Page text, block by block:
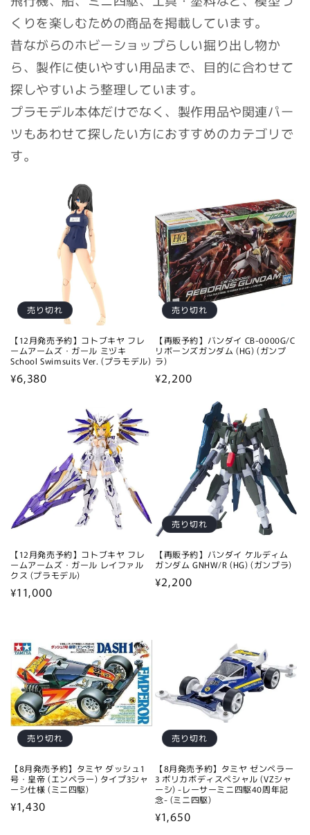
くりを楽しむための商品を掲載しています。
昔ながらのホビーショップらしい掘り出し物か
ら、製作に使いやすい用品まで、目的に合わせて
探しやすいよう整理しています。
プラモデル本体だけでなく、製作用品や関連パー
ツもあわせて探したい方におすすめのカテゴリで
す。
売り切れ
【12月発売予約】コトブキヤ フレ
ームアームズ・ガール ミヅキ
School Swimsuits Ver. (プラモデル)
通
¥6,380
売り切れ
【再販予約】バンダイ CB-0000G/C
リボーンズガンダム (HG) (ガンプ
ラ)
通
¥2,200
【12月発売予約】コトブキヤ フレ
ームアームズ・ガール レイファル
クス (プラモデル)
通
格
¥11,000
売り切れ
【再販予約】バンダイ ケルディム
ガンダム GNHW/R (HG) (ガンプラ)
通
¥2,200
売り切れ
【8月発売予約】タミヤ ダッシュ1
号・皇帝 (エンペラー) タイプ3シャ
ーシ仕様 (ミニ四駆)
通
¥1,430
売り切れ
【8月発売予約】タミヤ ゼンペラー
3 ポリカボディスペシャル (VZシャ
ーシ) -レーサーミニ四駆40周年記
念- (ミニ四駆)
通
¥1,650